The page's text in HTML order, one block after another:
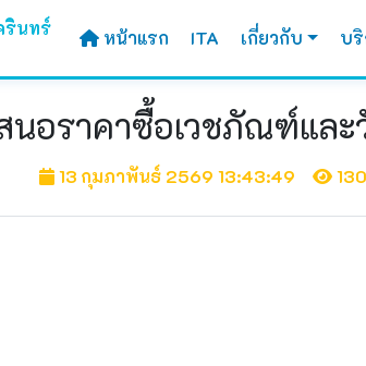
รินทร์ หน้าแรก ITA เกี่ยวกับ บ
อราคาซื้อเวชภัณฑ์และ
13 กุมภาพันธ์ 2569 13:43:49